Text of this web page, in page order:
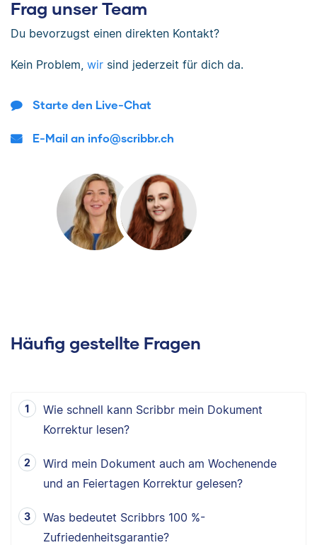
Frag unser Team
Du bevorzugst einen direkten Kontakt?
Kein Problem, wir sind jederzeit für dich da.
Starte den Live-Chat
E-Mail an info@scribbr.ch
Häufig gestellte Fragen
Wie schnell kann Scribbr mein Dokument
Korrektur lesen?
Wird mein Dokument auch am Wochenende
und an Feiertagen Korrektur gelesen?
Was bedeutet Scribbrs 100 %-
Zufriedenheitsgarantie?